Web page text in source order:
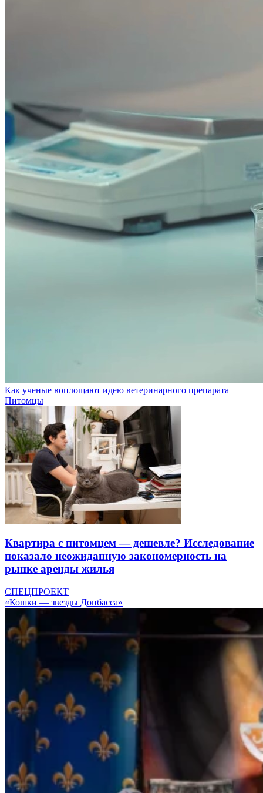
Как ученые воплощают идею ветеринарного препарата
Питомцы
Квартира с питомцем — дешевле? Исследование
показало неожиданную закономерность на
рынке аренды жилья
СПЕЦПРОЕКТ
«Кошки — звезды Донбасса»